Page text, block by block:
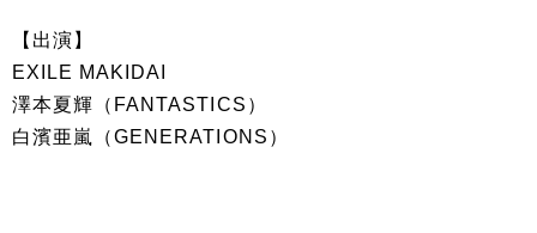
【出演】
EXILE MAKIDAI
澤本夏輝（FANTASTICS）
白濱亜嵐（GENERATIONS）